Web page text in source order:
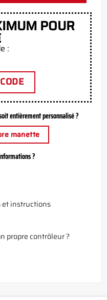
POUR
:
entièrement personnalisé ?
manette
?
et instructions
propre contrôleur ?